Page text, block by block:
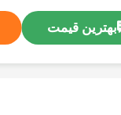
بهترین قیمت